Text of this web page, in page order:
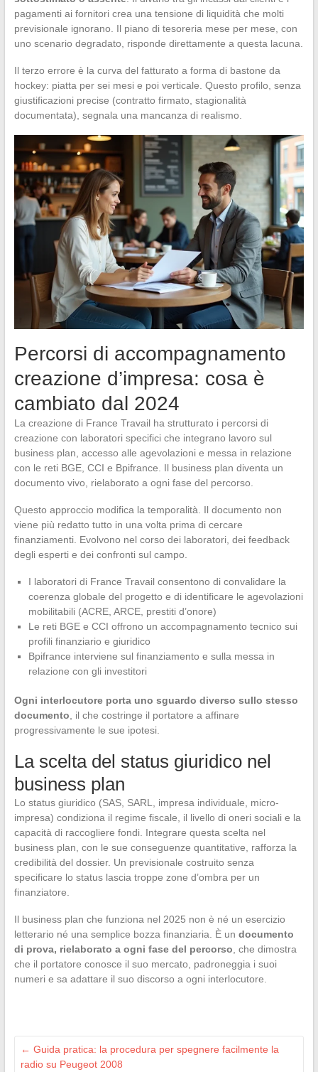
pagamenti ai fornitori crea una tensione di liquidità che molti
previsionale ignorano. Il piano di tesoreria mese per mese, con
uno scenario degradato, risponde direttamente a questa lacuna.
Il terzo errore è la curva del fatturato a forma di bastone da
hockey: piatta per sei mesi e poi verticale. Questo profilo, senza
giustificazioni precise (contratto firmato, stagionalità
documentata), segnala una mancanza di realismo.
Percorsi di accompagnamento
creazione d’impresa: cosa è
cambiato dal 2024
La creazione di France Travail ha strutturato i percorsi di
creazione con laboratori specifici che integrano lavoro sul
business plan, accesso alle agevolazioni e messa in relazione
con le reti BGE, CCI e Bpifrance. Il business plan diventa un
documento vivo, rielaborato a ogni fase del percorso.
Questo approccio modifica la temporalità. Il documento non
viene più redatto tutto in una volta prima di cercare
finanziamenti. Evolvono nel corso dei laboratori, dei feedback
degli esperti e dei confronti sul campo.
I laboratori di France Travail consentono di convalidare la
coerenza globale del progetto e di identificare le agevolazioni
mobilitabili (ACRE, ARCE, prestiti d’onore)
Le reti BGE e CCI offrono un accompagnamento tecnico sui
profili finanziario e giuridico
Bpifrance interviene sul finanziamento e sulla messa in
relazione con gli investitori
Ogni interlocutore porta uno sguardo diverso sullo stesso
documento , il che costringe il portatore a affinare
progressivamente le sue ipotesi.
La scelta del status giuridico nel
business plan
Lo status giuridico (SAS, SARL, impresa individuale, micro-
impresa) condiziona il regime fiscale, il livello di oneri sociali e la
capacità di raccogliere fondi. Integrare questa scelta nel
business plan, con le sue conseguenze quantitative, rafforza la
credibilità del dossier. Un previsionale costruito senza
specificare lo status lascia troppe zone d’ombra per un
finanziatore.
Il business plan che funziona nel 2025 non è né un esercizio
letterario né una semplice bozza finanziaria. È un documento
di prova, rielaborato a ogni fase del percorso , che dimostra
che il portatore conosce il suo mercato, padroneggia i suoi
numeri e sa adattare il suo discorso a ogni interlocutore.
← Guida pratica: la procedura per spegnere facilmente la
radio su Peugeot 2008